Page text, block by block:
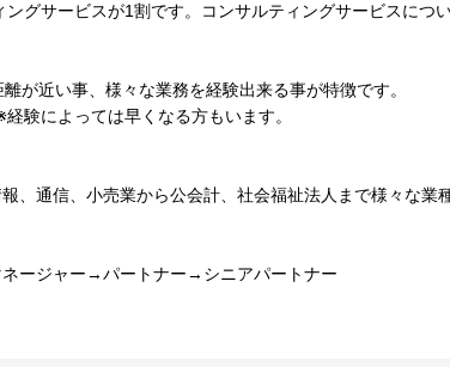
グサービスが1割です。コンサルティングサービスにつ
が近い事、様々な業務を経験出来る事が特徴です。
験によっては早くなる方もいます。
、通信、小売業から公会計、社会福祉法人まで様々な業
ージャー→パートナー→シニアパートナー